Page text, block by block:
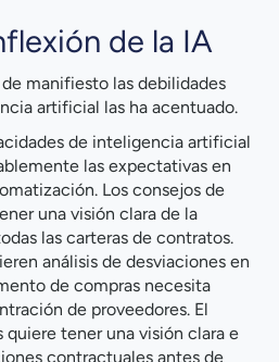
de la IA
manifiesto las debilidades
artificial las ha acentuado.
de inteligencia artificial
las expectativas en
Los consejos de
una visión clara de la
las carteras de contratos.
análisis de desviaciones en
de compras necesita
de proveedores. El
tener una visión clara e
contractuales antes de